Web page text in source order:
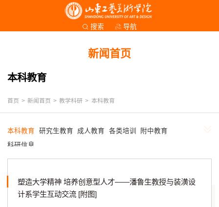
搜索 导航
新闻首页
本科教育
首页 > 新闻首页 > 教学科研 > 本科教育
本科教育 研究生教育 成人教育 各类培训
附中教育
科研信息
塑造大学精神 培养创意型人才——潘鲁生教授与装潢设
计系学生互动交流 [附图]